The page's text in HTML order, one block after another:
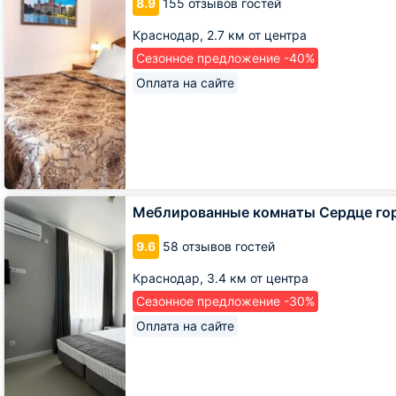
Краснодар, 2.7 км от центра
Сезонное предложение -40%
Оплата на сайте
Меблированные комнаты Сердце
9.6 58 отзывов гостей
Краснодар, 3.4 км от центра
Сезонное предложение -30%
Оплата на сайте
Меблированные
комнаты
Сердце